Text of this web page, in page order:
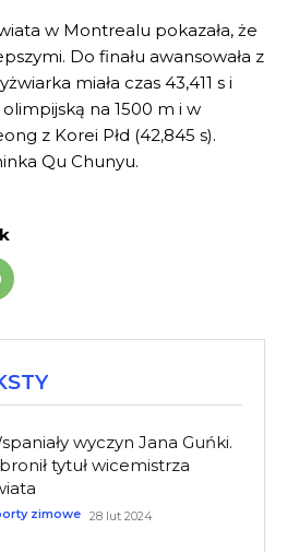
w Montrealu pokazała, że
Do finału awansowała z
miała czas 43,411 s i
na 1500 m i w
z Korei Płd (42,845 s).
Qu Chunyu.
wyczyn Jana Guńki.
tytuł wicemistrza
zimowe 28 lut 2024